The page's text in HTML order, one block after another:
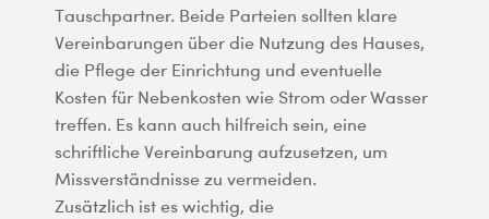
Tauschpartner. Beide Parteien sollten klare
Vereinbarungen über die Nutzung des Hauses,
die Pflege der Einrichtung und eventuelle
Kosten für Nebenkosten wie Strom oder Wasser
treffen. Es kann auch hilfreich sein, eine
schriftliche Vereinbarung aufzusetzen, um
Missverständnisse zu vermeiden.
Zusätzlich ist es wichtig, die